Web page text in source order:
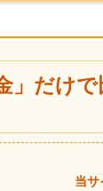
」だけ
当